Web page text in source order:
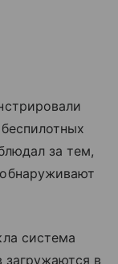
за тем,
система
загружаются в